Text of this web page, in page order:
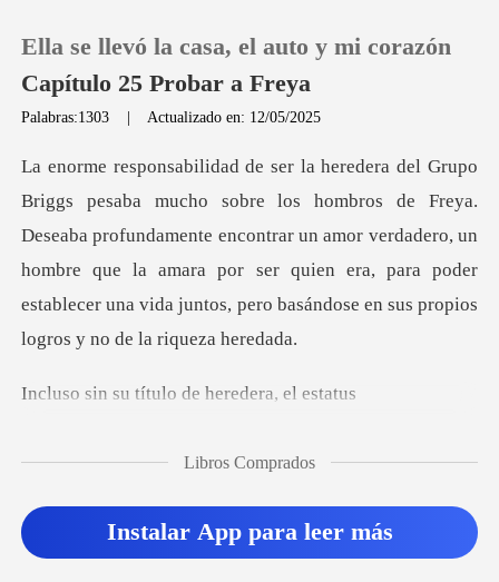
0
Recargar
Ella se llevó la casa, el auto y mi corazón
Capítulo 25 Probar a Freya
Palabras:1303 | Actualizado en: 12/05/2025
a.
Deseaba profundamente encontrar un amor verdadero, un
hombre que la amara por ser quien era, para
título de hered
Libros Comprados
Instalar App para leer más